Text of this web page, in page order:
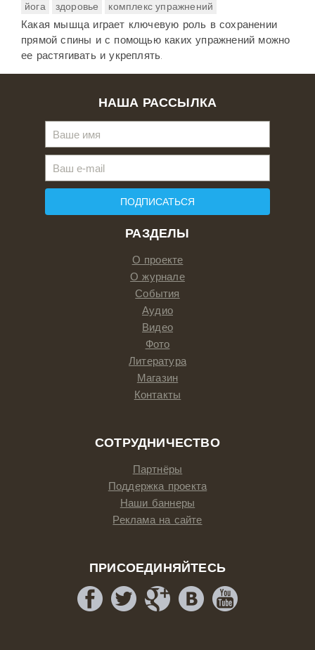
йога
здоровье комплекс упражнений
Какая мышца играет ключевую роль в сохранении
прямой спины и с помощью каких упражнений можно
ее растягивать и укреплять.
РАЗДЕЛЫ
О проекте
О журнале
События
Аудио
Видео
Фото
Литература
Магазин
Контакты
СОТРУДНИЧЕСТВО
Партнёры
Поддержка проекта
Наши баннеры
Реклама на сайте
ПРИСОЕДИНЯЙТЕСЬ
НАША РАССЫЛКА
ПОДПИСАТЬСЯ